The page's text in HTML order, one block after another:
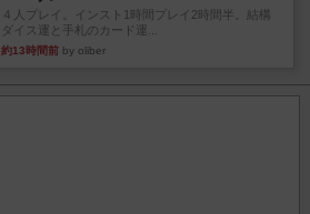
４人プレイ。インスト1時間プレイ2時間半。結構
ダイス運と手札のカード運...
約13時間前 by oliber